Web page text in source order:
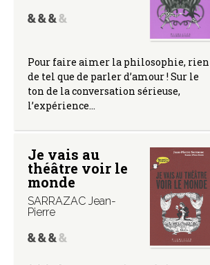
Pour faire aimer la philosophie, rien
de tel que de parler d’amour ! Sur le
ton de la conversation sérieuse,
l’expérience…
Je vais au
théâtre voir le
monde
SARRAZAC Jean-
Pierre